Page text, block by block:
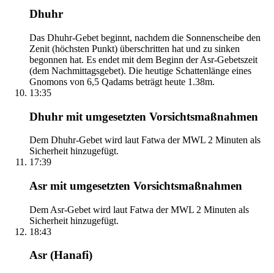
Dhuhr
Das Dhuhr-Gebet beginnt, nachdem die Sonnenscheibe den
Zenit (höchsten Punkt) überschritten hat und zu sinken
begonnen hat. Es endet mit dem Beginn der Asr-Gebetszeit
(dem Nachmittagsgebet). Die heutige Schattenlänge eines
Gnomons von 6,5 Qadams beträgt heute 1.38m.
13:35
Dhuhr mit umgesetzten Vorsichtsmaßnahmen
Dem Dhuhr-Gebet wird laut Fatwa der MWL 2 Minuten als
Sicherheit hinzugefügt.
17:39
Asr mit umgesetzten Vorsichtsmaßnahmen
Dem Asr-Gebet wird laut Fatwa der MWL 2 Minuten als
Sicherheit hinzugefügt.
18:43
Asr (Hanafi)